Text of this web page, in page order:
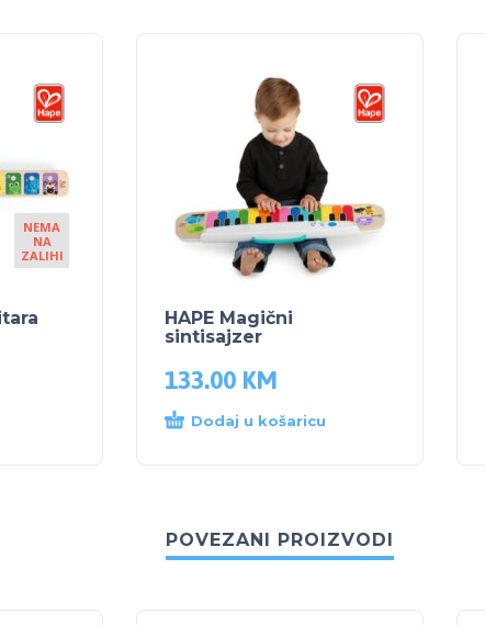
NEMA
NA
ZALIHI
HAPE Magični
sintisajzer
133.00 KM
Dodaj u košaricu
POVEZANI PROIZVODI